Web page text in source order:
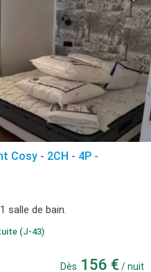
Cosy - 2CH - 4P -
salle de bain.
(J-43)
Dès 156 € / nuit